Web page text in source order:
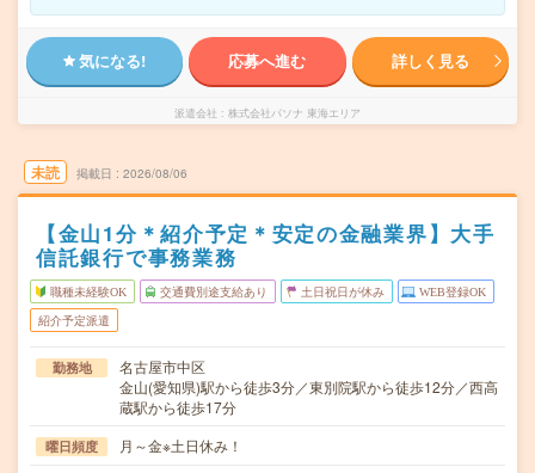
気になる! 応募へ進む 詳しく見る
派遣会社 株式会社パソナ 東海エリア
未読 掲載日 2026/08/06
【金山1分＊紹介予定＊安定の金融業界】大手
信託銀行で事務業務
職種未経験OK 交通費別途支給あり 土日祝日が休み WEB登録OK
紹介予定派遣
勤務地
名古屋市中区
金山(愛知県)駅から徒歩3分／東別院駅から徒歩12分／西高
蔵駅から徒歩17分
曜日頻度 月～金※土日休み！